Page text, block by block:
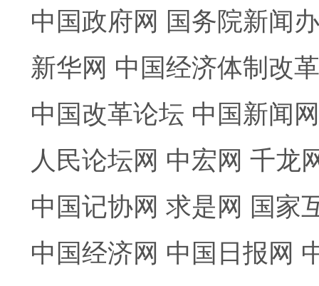
中国政府网 国务院新闻
新华网 中国经济体制改
中国改革论坛 中国新闻网
人民论坛网 中宏网 千龙
中国记协网 求是网 国家
中国经济网 中国日报网